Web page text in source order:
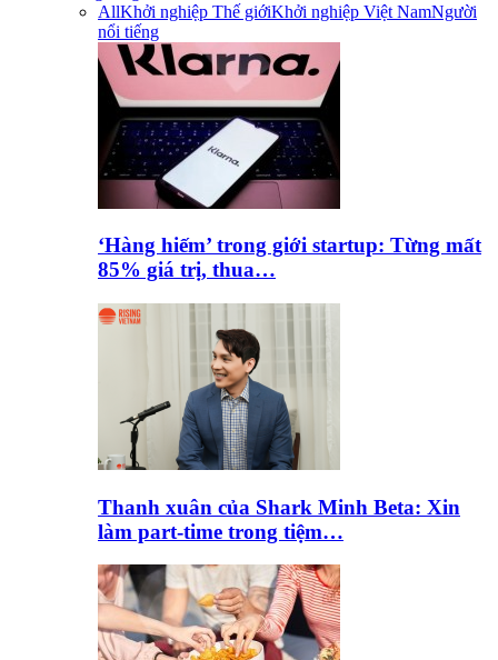
AllKhởi nghiệp Thế giớiKhởi nghiệp Việt NamNgười
nổi tiếng
‘Hàng hiếm’ trong giới startup: Từng mất
85% giá trị, thua…
Thanh xuân của Shark Minh Beta: Xin
làm part-time trong tiệm…